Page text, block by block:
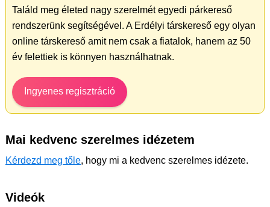
Találd meg életed nagy szerelmét egyedi párkereső
rendszerünk segítségével. A Erdélyi társkereső egy olyan
online társkereső amit nem csak a fiatalok, hanem az 50
év felettiek is könnyen használhatnak.
Ingyenes regisztráció
Mai kedvenc szerelmes idézetem
Kérdezd meg tőle, hogy mi a kedvenc szerelmes idézete.
Videók